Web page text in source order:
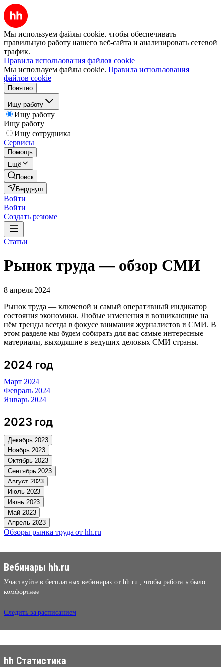
Мы используем файлы cookie, чтобы обеспечивать
правильную работу нашего веб-сайта и анализировать сетевой
трафик.
Правила использования файлов cookie
Мы используем файлы cookie. Правила использования
файлов cookie
Понятно
Ищу работу
Ищу работу
Ищу работу
Ищу сотрудника
Сервисы
Помощь
Ещё
Поиск
Бердяуш
Войти
Войти
Создать резюме
Статьи
Рынок труда — обзор СМИ
8 апреля 2024
Рынок труда — ключевой и самый оперативный индикатор
состояния экономики. Любые изменения и возникающие на
нём тренды всегда в фокусе внимания журналистов и СМИ. В
этом разделе мы будем собирать для вас самые интересные
материалы, выходящие в ведущих деловых СМИ страны.
2024 год
Март 2024
Февраль 2024
Январь 2024
2023 год
Декабрь 2023
Ноябрь 2023
Октябрь 2023
Сентябрь 2023
Август 2023
Июль 2023
Июнь 2023
Май 2023
Апрель 2023
Обзоры рынка труда от hh.ru
Вебинары hh.ru
Участвуйте в бесплатных вебинарах от hh.ru , чтобы работать было
комфортнее
Следить за расписанием
hh Статистика